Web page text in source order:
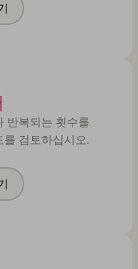
반복되는 횟수를
검토하십시오.